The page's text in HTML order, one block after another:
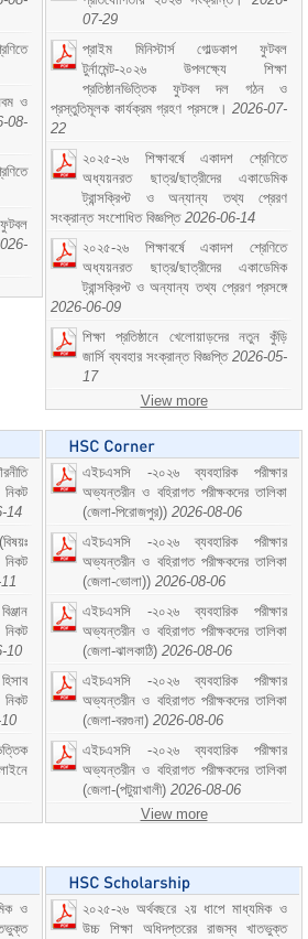
ও
08-
07-29
প্রাইম মিনিস্টার্স গোল্ডকাপ ফুটবল
টুর্নামেন্ট-২০২৬ উপলক্ষ্যে শিক্ষা
প্রতিষ্ঠানভিত্তিক ফুটবল দল গঠন ও
প্রস্তুতিমূলক কার্যক্রম গ্রহণ প্রসঙ্গে। 2026-07-
22
২০২৫-২৬ শিক্ষাবর্ষে একাদশ শ্রেণিতে
অধ্যয়নরত ছাত্র/ছাত্রীদের একাডেমিক
ট্রান্সক্রিপ্ট ও অন্যান্য তথ্য প্রেরণ
সংক্রান্ত সংশোধিত বিজ্ঞপ্তি 2026-06-14
২০২৫-২৬ শিক্ষাবর্ষে একাদশ শ্রেণিতে
অধ্যয়নরত ছাত্র/ছাত্রীদের একাডেমিক
ট্রান্সক্রিপ্ট ও অন্যান্য তথ্য প্রেরণ প্রসঙ্গে
2026-06-09
শিক্ষা প্রতিষ্ঠানে খেলোয়াড়দের নতুন কুঁড়ি
জার্সি ব্যবহার সংক্রান্ত বিজ্ঞপ্তি 2026-05-
17
View more
14
10
এইচএসসি -২০২৬ ব্যবহারিক পরীক্ষার
অভ্যন্তরীন ও বহিরাগত পরীক্ষকদের তালিকা
(জেলা-পিরোজপুর)) 2026-08-06
এইচএসসি -২০২৬ ব্যবহারিক পরীক্ষার
অভ্যন্তরীন ও বহিরাগত পরীক্ষকদের তালিকা
(জেলা-ভোলা)) 2026-08-06
এইচএসসি -২০২৬ ব্যবহারিক পরীক্ষার
অভ্যন্তরীন ও বহিরাগত পরীক্ষকদের তালিকা
(জেলা-ঝালকাঠি) 2026-08-06
এইচএসসি -২০২৬ ব্যবহারিক পরীক্ষার
অভ্যন্তরীন ও বহিরাগত পরীক্ষকদের তালিকা
(জেলা-বরগুনা) 2026-08-06
এইচএসসি -২০২৬ ব্যবহারিক পরীক্ষার
অভ্যন্তরীন ও বহিরাগত পরীক্ষকদের তালিকা
(জেলা-(পটুয়াখালী) 2026-08-06
View more
ও
২০২৫-২৬ অর্থবছরে ২য় ধাপে মাধ্যমিক ও
উচ্চ শিক্ষা অধিদপ্তরের রাজস্ব খাতভুক্ত